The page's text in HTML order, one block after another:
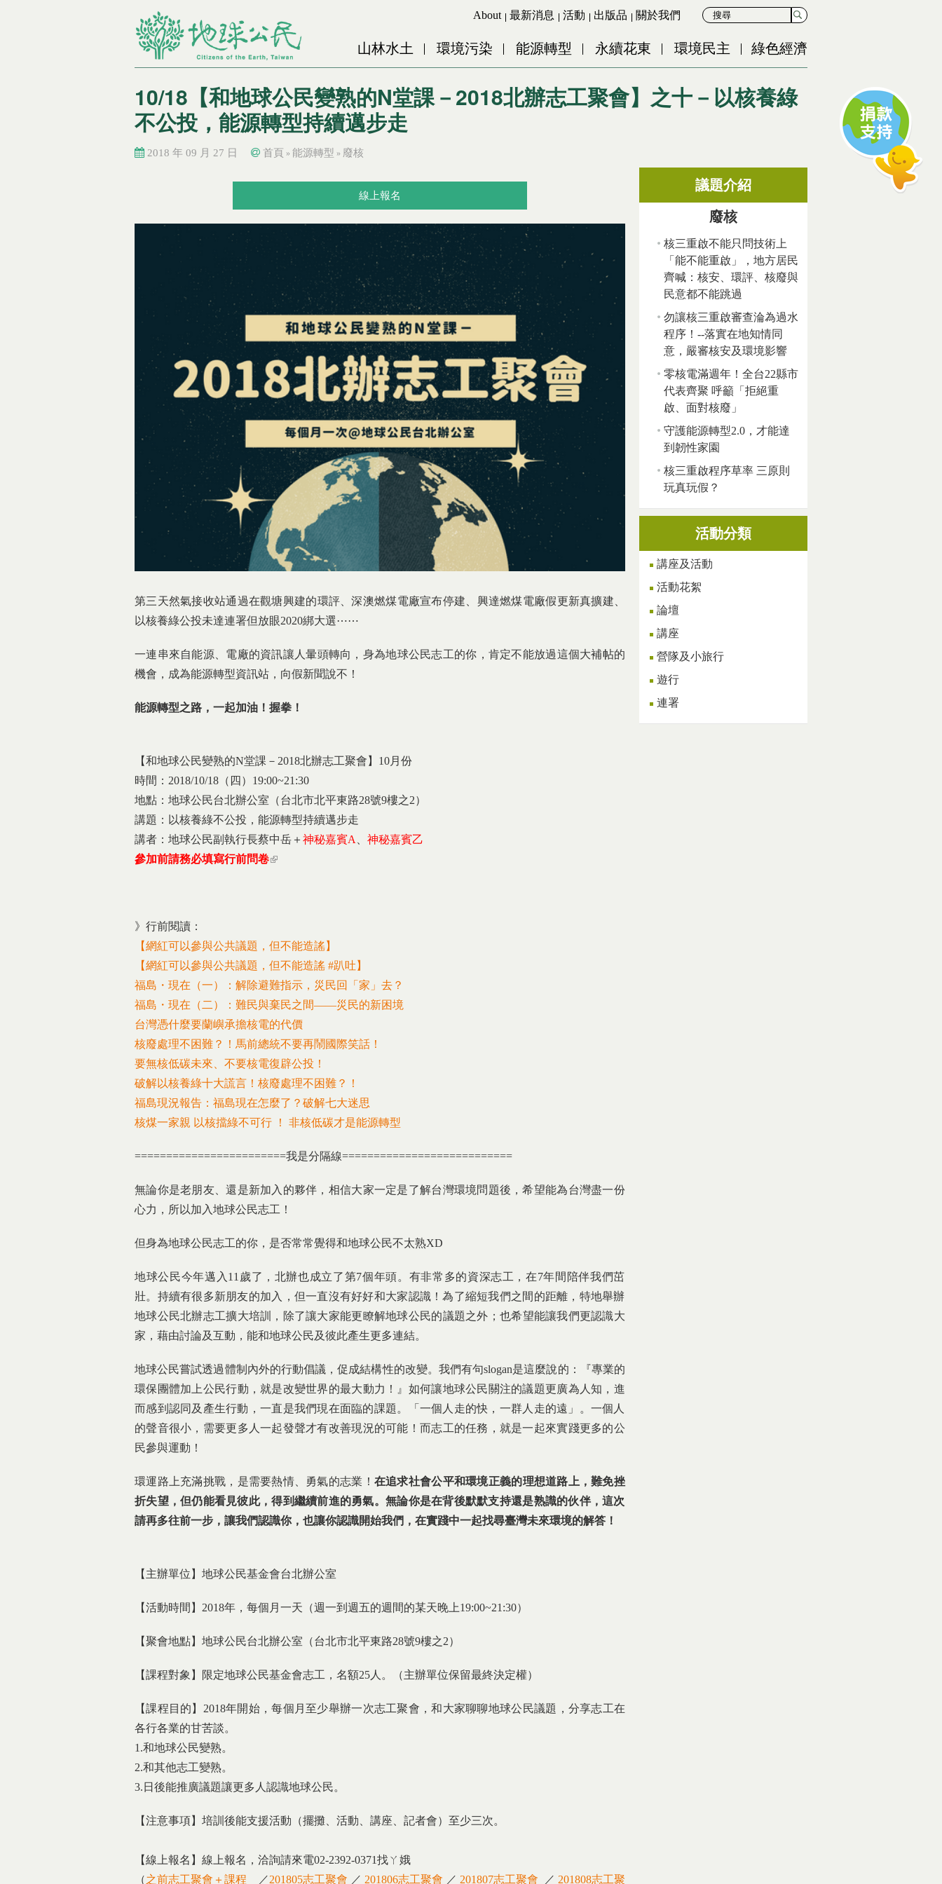
Jump to Navigation
Jump to Main content
About 最新消息 活動 出版品 關於我們
山林水土 環境污染 能源轉型 永續花東 環境民主 綠色經濟
10/18【和地球公民變熟的N堂課－2018北辦志工聚會】之十－以核養綠
不公投，能源轉型持續邁步走
2018 年 09 月 27 日 首頁 » 能源轉型 » 廢核
線上報名
第三天然氣接收站通過在觀塘興建的環評、深澳燃煤電廠宣布停建、興達燃煤電廠假更新真擴建、
以核養綠公投未達連署但放眼2020綁大選⋯⋯
一連串來自能源、電廠的資訊讓人暈頭轉向，身為地球公民志工的你，肯定不能放過這個大補帖的
機會，成為能源轉型資訊站，向假新聞說不！
能源轉型之路，一起加油！握拳！
【和地球公民變熟的N堂課－2018北辦志工聚會】10月份
時間：2018/10/18（四）19:00~21:30
地點：地球公民台北辦公室（台北市北平東路28號9樓之2）
講題：以核養綠不公投，能源轉型持續邁步走
講者：地球公民副執行長蔡中岳＋神秘嘉賓A
神秘嘉賓乙
參加前請務必填寫行前問卷(link is external)
》行前閱讀：
【網紅可以參與公共議題，但不能造謠】
【網紅可以參與公共議題，但不能造謠 #趴吐】
福島・現在（一）：解除避難指示，災民回「家」去？
福島・現在（二）：難民與棄民之間——災民的新困境
台灣憑什麼要蘭嶼承擔核電的代價
核廢處理不困難？！馬前總統不要再鬧國際笑話！
要無核低碳未來、不要核電復辟公投！
破解以核養綠十大謊言！核廢處理不困難？！
福島現況報告：福島現在怎麼了？破解七大迷思
核煤一家親 以核擋綠不可行 ！ 非核低碳才是能源轉型
========================我是分隔線===========================
無論你是老朋友、還是新加入的夥伴， 相信大家一定是了解台灣環境問題後，希望能為台灣盡一份
心力， 所以加入地球公民志工！
但身為地球公民志工的你， 是否常常覺得和地球公民不太熟XD
地球公民今年邁入11歲了，北辦也成立了第7個年頭。有非常多的資深志工，在7年間陪伴我們茁
壯。持續有很多新朋友的加入， 但一直沒有好好和大家認識！為了縮短我們之間的距離， 特地舉辦
地球公民北辦志工擴大培訓， 除了讓大家能更瞭解地球公民的議題之外； 也希望能讓我們更認識大
家，藉由討論及互動， 能和地球公民及彼此產生更多連結。
地球公民嘗試透過體制內外的行動倡議，促成結構性的改變。 我們有句slogan是這麼說的：『專業的
環保團體加上公民行動，就是改變世界的最大動力！』 如何讓地球公民關注的議題更廣為人知，進
而感到認同及產生行動， 一直是我們現在面臨的課題。「一個人走的快，一群人走的遠」。 一個人
的聲音很小，需要更多人一起發聲才有改善現況的可能！ 而志工的任務，就是一起來實踐更多的公
民參與運動！
環運路上充滿挑戰，是需要熱情、勇氣的志業！ 在追求社會公平和環境正義的理想道路上，難免挫
折失望，但仍能看見彼此，得到繼續前進的勇氣。無論你是在背後默默支持還是熟識的伙伴，這次
請再多往前一步，讓我們認識你，也讓你認識開始我們， 在實踐中一起找尋臺灣未來環境的解答！
【主辦單位】地球公民基金會台北辦公室
【活動時間】2018年，每個月一天（週一到週五的週間的某天晚上19:00~21:30）
【聚會地點】地球公民台北辦公室（台北市北平東路28號9樓之2）
【課程對象】限定地球公民基金會志工，名額25人。（主辦單位保留最終決定權）
【課程目的】2018年開始，每個月至少舉辦一次志工聚會，和大家聊聊地球公民議題，分享志工在
各行各業的甘苦談。
1.和地球公民變熟。
2.和其他志工變熟。
3.日後能推廣議題讓更多人認識地球公民。
【注意事項】培訓後能支援活動（擺攤、活動、講座、記者會）至少三次。
【線上報名】線上報名，洽詢請來電02-2392-0371找ㄚ娥
（之前志工聚會＋課程 ／201805志工聚會 ／ 201806志工聚會 ／ 201807志工聚會 ／ 201808志工聚
議題介紹
廢核
核三重啟不能只問技術上
「能不能重啟」，地方居民
齊喊：核安、環評、核廢與
民意都不能跳過
勿讓核三重啟審查淪為過水
程序！--落實在地知情同
意，嚴審核安及環境影響
零核電滿週年！全台22縣市
代表齊聚 呼籲「拒絕重
啟、面對核廢」
守護能源轉型2.0，才能達
到韌性家園
核三重啟程序草率 三原則
玩真玩假？
活動分類
講座及活動
活動花絮
論壇
講座
營隊及小旅行
遊行
連署